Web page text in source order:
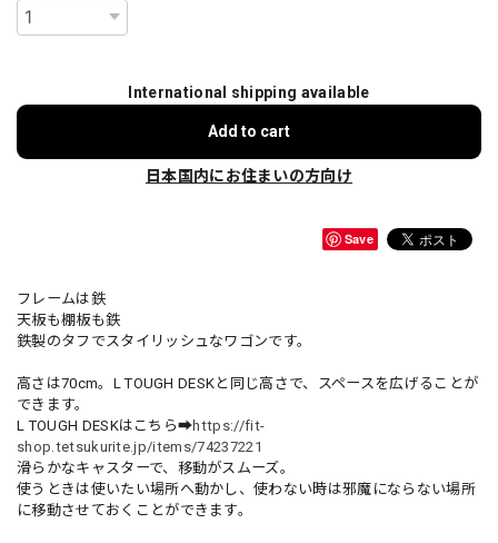
International shipping available
Add to cart
日本国内にお住まいの方向け
Save
フレームは鉄
天板も棚板も鉄
鉄製のタフでスタイリッシュなワゴンです。
高さは70cm。L TOUGH DESKと同じ高さで、スペースを広げることが
できます。
L TOUGH DESKはこちら➡https://fit-
shop.tetsukurite.jp/items/74237221
滑らかなキャスターで、移動がスムーズ。
使うときは使いたい場所へ動かし、使わない時は邪魔にならない場所
に移動させておくことができます。